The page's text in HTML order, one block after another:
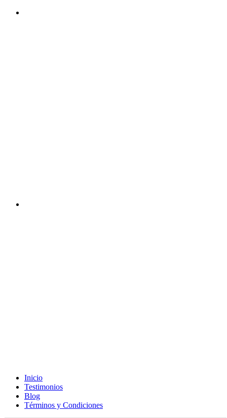
Inicio
Testimonios
Blog
Términos y Condiciones